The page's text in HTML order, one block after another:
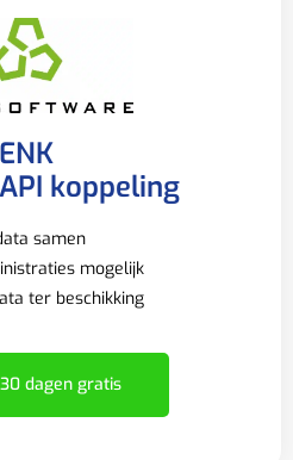
ENK
koppeling
samen
mogelijk
ter beschikking
dagen gratis